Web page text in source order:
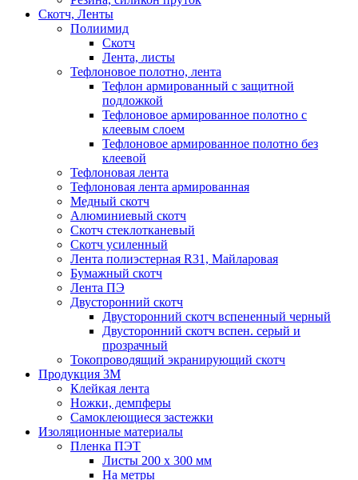
Скотч, Ленты
Полиимид
Скотч
Лента, листы
Тефлоновое полотно, лента
Тефлон армированный с защитной
подложкой
Тефлоновое армированное полотно с
клеевым слоем
Тефлоновое армированное полотно без
клеевой
Тефлоновая лента
Тефлоновая лента армированная
Медный скотч
Алюминиевый скотч
Скотч стеклотканевый
Скотч усиленный
Лента полиэстерная R31, Майларовая
Бумажный скотч
Лента ПЭ
Двусторонний скотч
Двусторонний скотч вспененный черный
Двусторонний скотч вспен. серый и
прозрачный
Токопроводящий экранирующий скотч
Продукция 3M
Клейкая лента
Ножки, демпферы
Самоклеющиеся застежки
Изоляционные материалы
Пленка ПЭТ
Листы 200 х 300 мм
На метры